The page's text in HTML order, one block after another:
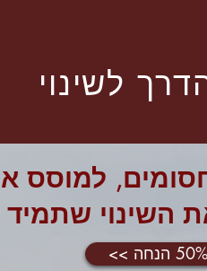
השינוי שתמיד